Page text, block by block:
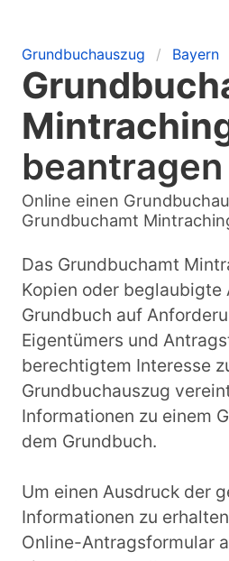
Grundbuchauszug Bayern
beantragen
Online einen
Grundbuchamt
Das Grundbuchamt
Kopien oder beglaubigte
Grundbuch auf
Eigentümers und
berechtigtem Interesse
Grundbuchauszug
Informationen zu einem
dem Grundbuch.
Um einen Ausdruck der
Informationen zu
Online-Antragsformular